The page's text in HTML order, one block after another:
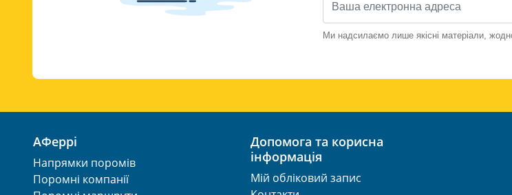
Ми надсилаємо лише якісні матеріали,
АФеррі
Напрямки поромів
Поромні компанії
Допомога та корисна
інформація
Мій обліковий запис